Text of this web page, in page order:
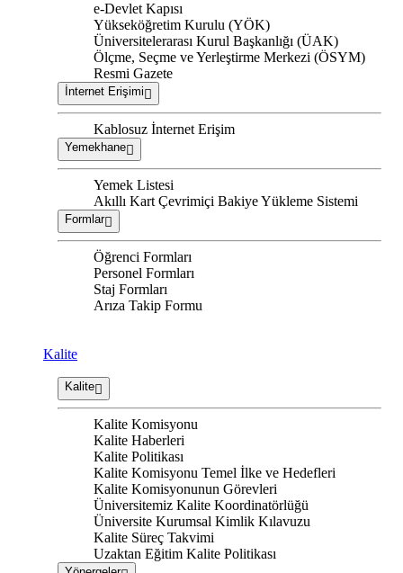
e-Devlet Kapısı
Yükseköğretim Kurulu (YÖK)
Üniversitelerarası Kurul Başkanlığı (ÜAK)
Ölçme, Seçme ve Yerleştirme Merkezi (ÖSYM)
Resmi Gazete
İnternet Erişimi
Kablosuz İnternet Erişim
Yemekhane
Yemek Listesi
Akıllı Kart Çevrimiçi Bakiye Yükleme Sistemi
Formlar
Öğrenci Formları
Personel Formları
Staj Formları
Arıza Takip Formu
Kalite
Kalite
Kalite Komisyonu
Kalite Haberleri
Kalite Politikası
Kalite Komisyonu Temel İlke ve Hedefleri
Kalite Komisyonunun Görevleri
Üniversitemiz Kalite Koordinatörlüğü
Üniversite Kurumsal Kimlik Kılavuzu
Kalite Süreç Takvimi
Uzaktan Eğitim Kalite Politikası